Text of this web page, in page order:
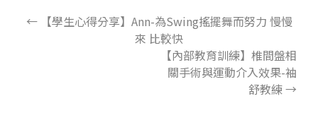
←【學生心得分享】Ann-為Swing搖擺舞而努力 慢慢
來 比較快
【內部教育訓練】椎間盤相
關手術與運動介入效果-袖
舒教練→